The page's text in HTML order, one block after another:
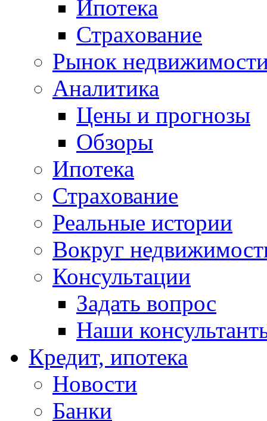
Ипотека
Страхование
Рынок
Аналитика
Цены и прогнозы
Обзоры
Ипотека
Страхование
Реальные истории
Вокруг
Консультации
Задать вопрос
Наши
Кредит, ипотека
Новости
Банки